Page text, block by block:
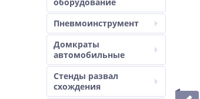
Пневмоинструмент
Домкраты
автомобильные
Стенды развал
схождения